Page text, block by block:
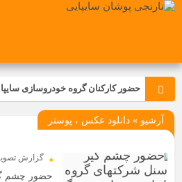
حضور کارکنان گروه خودروسازی
تجدید بیعت کارکنان شرکت پارس
مسابقات ورزشی در مگاموتوربا
آرشیو » دانلود عکس ، پوستر
گزارش
حضور چشم